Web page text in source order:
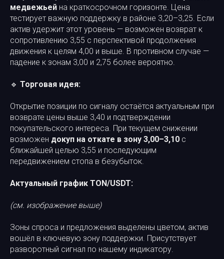
медвежьей на краткосрочном горизонте. Цена
тестирует важную поддержку в районе 3,20–3,25. Если
актив удержит этот уровень — возможен возврат к
сопротивлению 3,55 с перспективой продолжения
движения к целям 4,00 и выше. В противном случае —
падение к зонам 3,00 и 2,75 более вероятно.
🔹 Торговая идея:
Открытие позиции по сигналу остаётся актуальным при
возврате цены выше 3,40 и подтверждении
покупательского интереса. При текущем снижении
возможен докуп на откате в зону 3,00–3,10 с
ближайшей целью 3,55 и последующим
передвижением стопа в безубыток.
Актуальный график TON/USDT:
(см. изображение выше)
Зоны спроса и предложения выделены цветом, актив
вошёл в ключевую зону поддержки. Присутствует
разворотный сигнал по нашему индикатору.